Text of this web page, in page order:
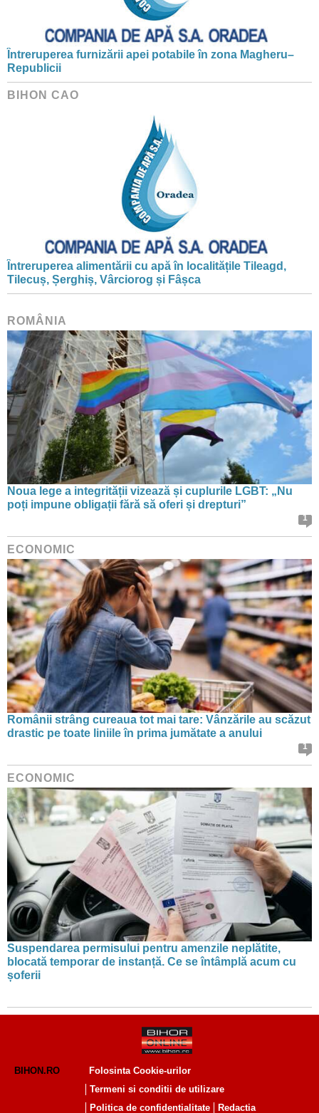
Întreruperea furnizării apei potabile în zona Magheru–
Republicii
BIHON CAO
Întreruperea alimentării cu apă în localitățile Tileagd,
Tilecuș, Șerghiș, Vârciorog și Fâșca
ROMÂNIA
Noua lege a integrității vizează și cuplurile LGBT: „Nu
poți impune obligații fără să oferi și drepturi”
1
ECONOMIC
Românii strâng cureaua tot mai tare: Vânzările au scăzut
drastic pe toate liniile în prima jumătate a anului
1
ECONOMIC
Suspendarea permisului pentru amenzile neplătite,
blocată temporar de instanță. Ce se întâmplă acum cu
șoferii
BIHON.RO
Folosinta Cookie-urilor
Termeni si conditii de utilizare
Politica de confidentialitate
Redactia